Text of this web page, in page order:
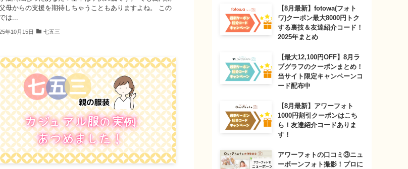
母からの支援を期待しちゃうこともありますよね。 この
は...
年10月15日 七五三
【8月最新】fotowa(フォト
ワ)クーポン最大8000円トク
する裏技＆友達紹介コード！
2025年まとめ
【最大12,100円OFF】8月ラ
ブグラフのクーポンまとめ！
当サイト限定キャンペーンコ
ード配布中
【8月最新】アワーフォト
1000円割引クーポンはこち
ら！友達紹介コードありま
す！
アワーフォトの口コミ③ニュ
ーボーンフォト撮影！プロに